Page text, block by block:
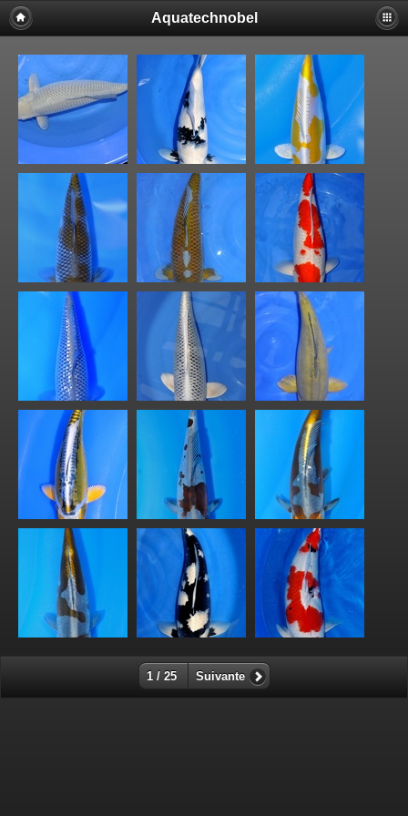
Aquatechnobel
1 / 25 Suivante